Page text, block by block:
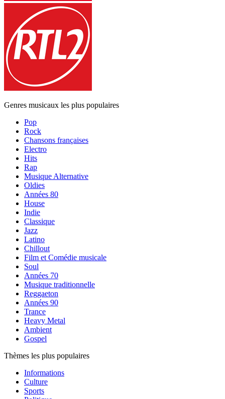
Genres musicaux les plus populaires
Pop
Rock
Chansons françaises
Electro
Hits
Rap
Musique Alternative
Oldies
Années 80
House
Indie
Classique
Jazz
Latino
Chillout
Film et Comédie musicale
Soul
Années 70
Musique traditionnelle
Reggaeton
Années 90
Trance
Heavy Metal
Ambient
Gospel
Thèmes les plus populaires
Informations
Culture
Sports